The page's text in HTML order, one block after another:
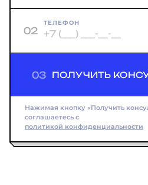
02
ТЕЛЕФОН
03 ПОЛУЧИТЬ
Нажимая кнопку «Получить
соглашаетесь с
политикой конфиденциальности